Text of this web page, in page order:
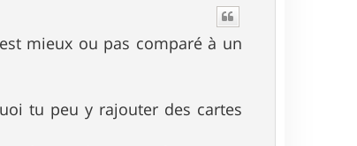
mieux ou pas comparé à un
tu peu y rajouter des cartes